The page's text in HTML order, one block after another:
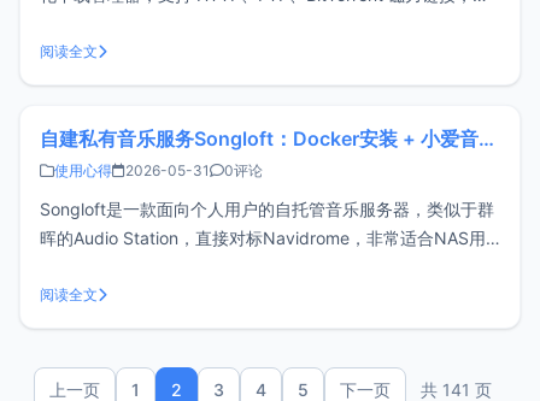
传和令牌桶限速等底层优化，配合可无缝拦截浏览器下载的扩
展，在提供高达 10 倍下载速度的同时，依然
阅读全文
自建私有音乐服务Songloft：Docker安装 + 小爱音箱播放
使用心得 2026-05-31 0评论
Songloft是一款面向个人用户的自托管音乐服务器，类似于群
晖的Audio Station，直接对标Navidrome，非常适合NAS用
和MIoT插件，因此可以支持通过小爱音箱来播放音乐。
Songloft特点本地音乐管理：扫描目录，自动
阅读全文
上一页 1 2 3 4 5 下一页 共 141 页